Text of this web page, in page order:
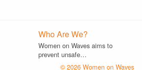
Who Are We?
Women on Waves aims to
prevent unsafe…
© 2026 Women on Waves